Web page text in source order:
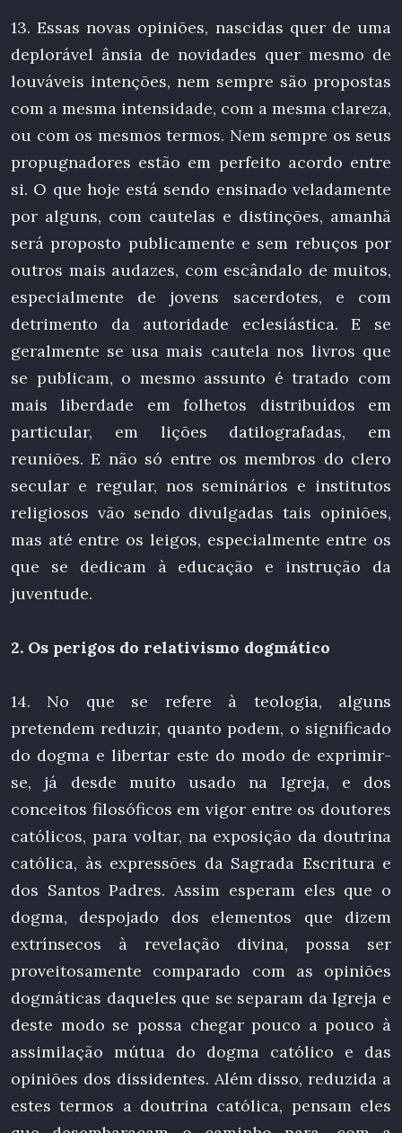
13. Essas novas opiniões, nascidas quer de uma
deplorável ânsia de novidades quer mesmo de
louváveis intenções, nem sempre são propostas
com a mesma intensidade, com a mesma clareza,
ou com os mesmos termos. Nem sempre os seus
propugnadores estão em perfeito acordo entre
si. O que hoje está sendo ensinado veladamente
por alguns, com cautelas e distinções, amanhã
será proposto publicamente e sem rebuços por
outros mais audazes, com escândalo de muitos,
especialmente de jovens sacerdotes, e com
detrimento da autoridade eclesiástica. E se
geralmente se usa mais cautela nos livros que
se publicam, o mesmo assunto é tratado com
mais liberdade em folhetos distribuídos em
particular, em lições datilografadas, em
reuniões. E não só entre os membros do clero
secular e regular, nos seminários e institutos
religiosos vão sendo divulgadas tais opiniões,
mas até entre os leigos, especialmente entre os
que se dedicam à educação e instrução da
juventude.
2. Os perigos do relativismo dogmático
14. No que se refere à teologia, alguns
pretendem reduzir, quanto podem, o significado
do dogma e libertar este do modo de exprimir-
se, já desde muito usado na Igreja, e dos
conceitos filosóficos em vigor entre os doutores
católicos, para voltar, na exposição da doutrina
católica, às expressões da Sagrada Escritura e
dos Santos Padres. Assim esperam eles que o
dogma, despojado dos elementos que dizem
extrínsecos à revelação divina, possa ser
proveitosamente comparado com as opiniões
dogmáticas daqueles que se separam da Igreja e
deste modo se possa chegar pouco a pouco à
assimilação mútua do dogma católico e das
opiniões dos dissidentes. Além disso, reduzida a
estes termos a doutrina católica, pensam eles